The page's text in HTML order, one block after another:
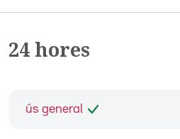
24 hores
ús general